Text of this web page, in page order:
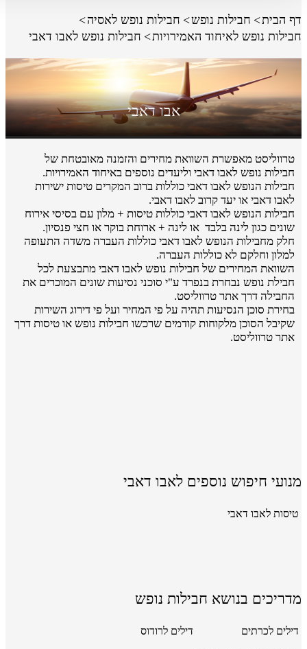
דף הבית חבילות נופש
חבילות נופש לאסיה
חבילות נופש לאיחוד האמירויות
חבילות נופש לאבו דאבי
אבו דאבי
טרווליסט מאפשרת השוואת מחירים והזמנה מאובטחת של
חבילות נופש לאבו דאבי וליעדים נוספים באיחוד האמירויות.
חבילות הנופש לאבו דאבי כוללות ברוב המקרים טיסות ישירות
לאבו דאבי או יעד קרוב לאבו דאבי.
חבילות הנופש לאבו דאבי כוללות טיסות + מלון עם בסיסי אירוח
שונים כגון לינה בלבד או לינה + ארוחת בוקר או חצי פנסיון.
חלק מחבילות הנופש לאבו דאבי כוללות העברה משדה התעופה
למלון וחלקם לא כוללות העברה.
השוואת המחירים של חבילות נופש לאבו דאבי מתבצעת לכל
חבילת נופש נבחרת בנפרד ע"י סוכני נסיעות שונים המוכרים את
החבילה דרך אתר טרווליסט.
בחירת סוכן הנסיעות תהיה על פי המחיר ועל פי דירוג השירות
שקיבל הסוכן מלקוחות קודמים שרכשו חבילות נופש או טיסות דרך
אתר טרווליסט.
מנועי חיפוש נוספים לאבו דאבי
טיסות לאבו דאבי
מדריכים בנושא חבילות נופש
דילים לכרתים דילים לרודוס